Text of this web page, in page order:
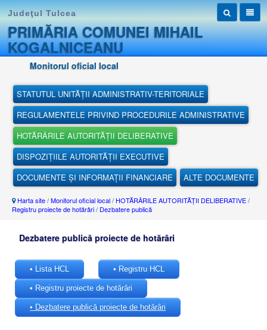
Judeţul Tulcea
PRIMĂRIA COMUNEI MIHAIL
KOGALNICEANU
Monitorul oficial local
STATUTUL UNITĂȚII ADMINISTRATIV-TERITORIALE
REGULAMENTELE PRIVIND PROCEDURILE ADMINISTRATIVE
HOTĂRÂRILE AUTORITĂȚII DELIBERATIVE
DISPOZIȚIILE AUTORITĂȚII EXECUTIVE
DOCUMENTE ȘI INFORMAȚII FINANCIARE
ALTE DOCUMENTE
Harta site/Monitorul oficial local/ HOTĂRÂRILE AUTORITĂȚII DELIBERATIVE/
Registru proiecte de hotărâri/ Dezbatere publică
Dezbatere publică proiecte de hotărâri
• Lista HCL • Registru HCL
• Registru proiecte de hotărâri
• Dezbatere publică proiecte de hotărâri